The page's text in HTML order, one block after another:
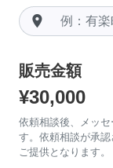
room
販売金額
¥30,000
依頼相談後、メッ
す。依頼相談が承
ご提供となります。